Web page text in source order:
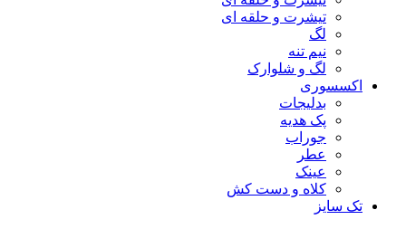
تیشرت و حلقه ای
لگ
نیم تنه
لگ و شلوارک
اکسسوری
بدلیجات
پک هدیه
جوراب
عطر
عینک
کلاه و دست کش
تک سایز